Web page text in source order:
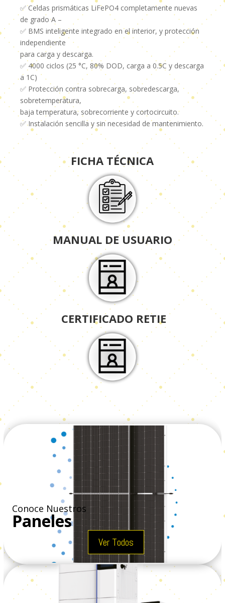
36
MESES
DE
GARANTIA
cantidad
✅ Celdas prismáticas LiFePO4 completamente nuevas
de grado A –
✅ BMS inteligente integrado en el interior, y protección
independiente
para carga y descarga.
✅ 4000 ciclos (25 °C, 80% DOD, carga a 0.5C y descarga
a 1C)
✅ Protección contra sobrecarga, sobredescarga,
sobretemperatura,
baja temperatura, sobrecorriente y cortocircuito.
✅ Instalación sencilla y sin necesidad de mantenimiento.
FICHA TÉCNICA
MANUAL DE USUARIO
CERTIFICADO RETIE
Conoce Nuestros
Paneles
Ver Todos